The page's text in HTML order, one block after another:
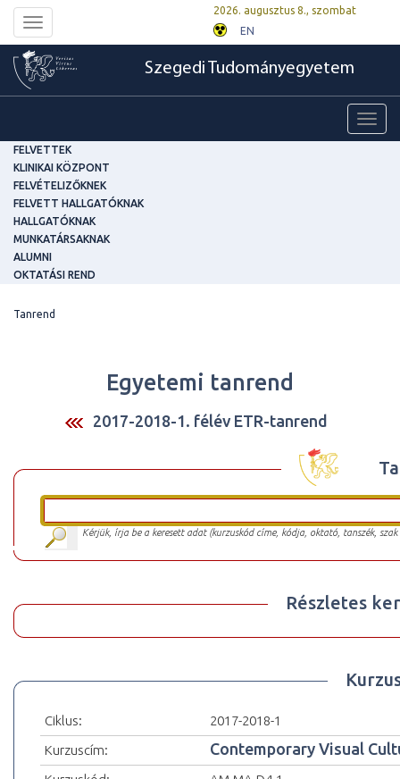
Toggle
navigation
2026. augusztus 8., szombat
EN
Szegedi Tudományegyetem
FELVETTEK
KLINIKAI KÖZPONT
FELVÉTELIZŐKNEK
FELVETT HALLGATÓKNAK
HALLGATÓKNAK
MUNKATÁRSAKNAK
ALUMNI
OKTATÁSI REND
Tanrend
Egyetemi tanrend
2017-2018-1. félév ETR-tanrend
Kérjük, írja be a keresett adat (kurzuskód címe, kódja, oktató, tanszék,
Részletes
Ciklus:
2017-2018-1
Kurzuscím:
Contemporary Visual